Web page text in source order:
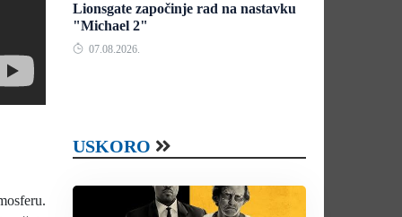
Lionsgate započinje rad na nastavku
"Michael 2"
07.08.2026.
USKORO